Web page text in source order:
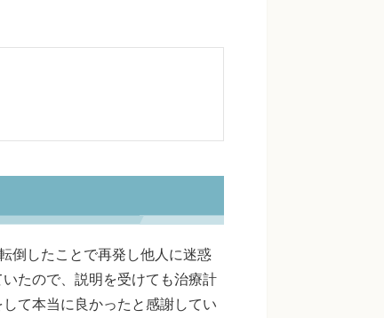
倒したことで再発し他人に迷惑
たので、説明を受けても治療計
て本当に良かったと感謝してい